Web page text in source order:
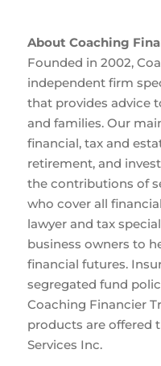
About Coaching
Founded in 2002,
independent firm
that provides advice
and families. Our
financial, tax and
retirement, and
the contributions of
who cover all
lawyer and tax
business owners to
financial futures.
segregated fund
Coaching Financier
products are offered
Services Inc.